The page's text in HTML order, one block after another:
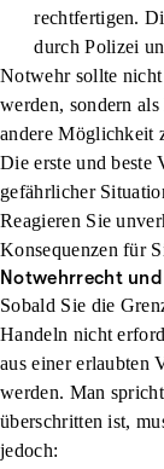
rechtfertigen.
durch Polizei
Notwehr sollte nicht
werden, sondern
andere Möglichkeit
Die erste und beste
gefährlicher
Reagieren Sie
Konsequenzen für
Notwehrrecht
Sobald Sie die
Handeln nicht
aus einer erlaubten
werden. Man
überschritten ist,
jedoch: